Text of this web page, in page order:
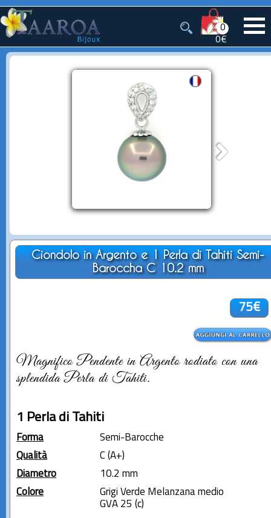
0
0€
Ciondolo in Argento e 1 Perla di Tahiti Semi-
Baroccha C 10.2 mm
75€
Magnifico Pendente in Argento rodiato con una
splendida Perla di Tahiti.
1 Perla di Tahiti
Forma
Semi-Barocche
Qualità
C (A+)
Diametro
10.2 mm
Colore
Grigi Verde Melanzana medio
GVA 25 (c)